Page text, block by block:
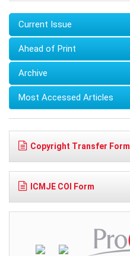
Current Issue
Ahead of Print
Archive
Most Accessed Articles
Copyright Transfer Form
ICMJE COI Form